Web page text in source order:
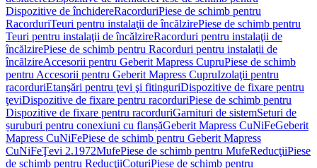
Dispozitive de închidereRacorduriPiese de schimb pentru
RacorduriTeuri pentru instalaţii de încălzirePiese de schimb pentru
Teuri pentru instalaţii de încălzireRacorduri pentru instalaţii de
încălzirePiese de schimb pentru Racorduri pentru instalaţii de
încălzireAccesorii pentru Geberit Mapress CupruPiese de schimb
pentru Accesorii pentru Geberit Mapress CupruIzolaţii pentru
racorduriEtanşări pentru ţevi şi fitinguriDispozitive de fixare pentru
ţeviDispozitive de fixare pentru racorduriPiese de schimb pentru
Dispozitive de fixare pentru racorduriGarnituri de sistemSeturi de
șuruburi pentru conexiuni cu flanșăGeberit Mapress CuNiFeGeberit
Mapress CuNiFePiese de schimb pentru Geberit Mapress
CuNiFeŢevi 2.1972MufePiese de schimb pentru MufeReducţiiPiese
de schimb pentru ReducţiiCoturiPiese de schimb pentru